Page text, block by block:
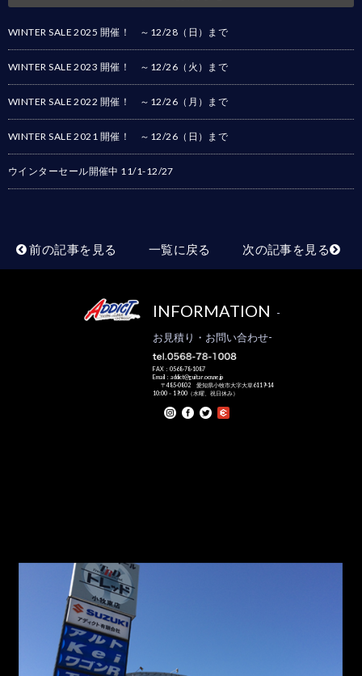
WINTER SALE 2025 開催！ ～12/28（日）まで
WINTER SALE 2023 開催！ ～12/26（火）まで
WINTER SALE 2022 開催！ ～12/26（月）まで
WINTER SALE 2021 開催！ ～12/26（日）まで
ウインターセール開催中 11/1-12/27
前の記事を見る 一覧に戻る 次の記事を見る
INFORMATION
-
お見積り・お問い合わせ-
FAX：0568-78-1087
Email：addict@guitar.ocn.ne.jp
〒485-0802 愛知県小牧市大字大草6119-14
10:00－19:00（水曜、祝日休み）